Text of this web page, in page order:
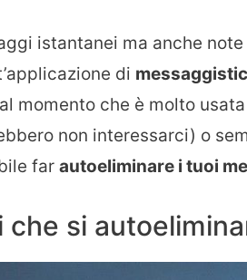
istantanei ma anche
di
momento che è molto
non interessarci) o
far autoeliminare i tuoi
che si